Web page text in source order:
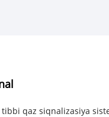
qaz siqnalizasiya